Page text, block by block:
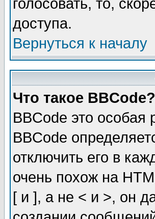
голосовать, то,
доступа.
Вернуться к началу
Что такое BBCode?
BBCode это особая
BBCode
отключить его в
очень похож на
[ и ], а не < и >, он